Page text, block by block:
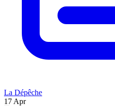
La Dépêche
17 Apr